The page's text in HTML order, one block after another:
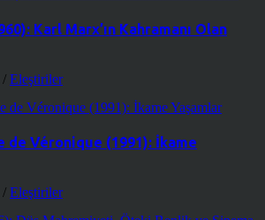
Karl Marx’ın Kahramanı Olan
/ Eleştiriler
de Véronique (1991): İkame
/ Eleştiriler